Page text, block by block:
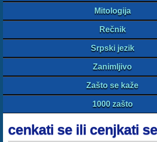
Mitologija
Rečnik
Srpski jezik
Zanimljivo
Zašto se kaže
1000 zašto
cenkati se ili cenjkati se